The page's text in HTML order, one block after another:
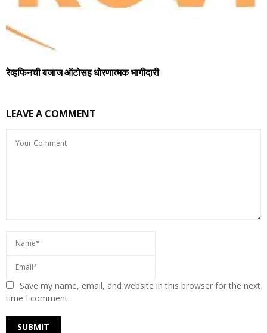
रेव्हफिनची बजाज ऑटोसह धोरणात्मक भागीदारी
LEAVE A COMMENT
Save my name, email, and website in this browser for the next
time I comment.